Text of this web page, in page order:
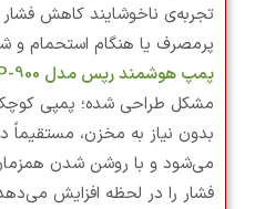
تجربه‌ی ناخوشایند کاهش فشار
پرمصرف یا هنگام استحمام و
پمپ هوشمند رپس مدل RSP-900
مشکل طراحی شده؛ پمپی
بدون نیاز به مخزن،
می‌شود و با روشن شدن